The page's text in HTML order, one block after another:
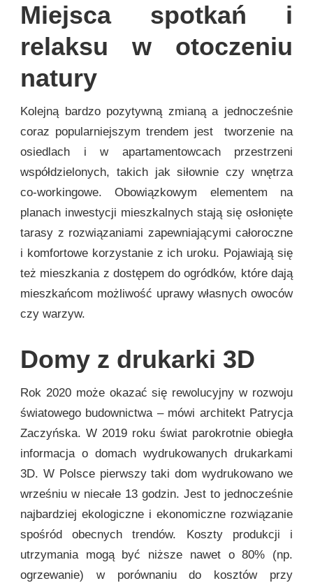
Miejsca spotkań i
relaksu w otoczeniu
natury
Kolejną bardzo pozytywną zmianą a jednocześnie
coraz popularniejszym trendem jest tworzenie na
osiedlach i w apartamentowcach przestrzeni
współdzielonych, takich jak siłownie czy wnętrza
co-workingowe. Obowiązkowym elementem na
planach inwestycji mieszkalnych stają się osłonięte
tarasy z rozwiązaniami zapewniającymi całoroczne
i komfortowe korzystanie z ich uroku. Pojawiają się
też mieszkania z dostępem do ogródków, które dają
mieszkańcom możliwość uprawy własnych owoców
czy warzyw.
Domy z drukarki 3D
Rok 2020 może okazać się rewolucyjny w rozwoju
światowego budownictwa – mówi architekt Patrycja
Zaczyńska. W 2019 roku świat parokrotnie obiegła
informacja o domach wydrukowanych drukarkami
3D. W Polsce pierwszy taki dom wydrukowano we
wrześniu w niecałe 13 godzin. Jest to jednocześnie
najbardziej ekologiczne i ekonomiczne rozwiązanie
spośród obecnych trendów. Koszty produkcji i
utrzymania mogą być niższe nawet o 80% (np.
ogrzewanie) w porównaniu do kosztów przy